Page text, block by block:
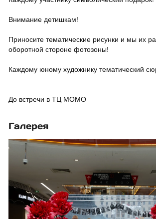
Внимание детишкам!
Приносите тематические рисунки и мы их
оборотной стороне фотозоны!
Каждому юному художнику тематический
До встречи в ТЦ МОМО
Галерея